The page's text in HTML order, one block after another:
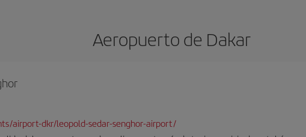
Aeropuerto de Dakar
airport-dkr/leopold-sedar-senghor-airport/